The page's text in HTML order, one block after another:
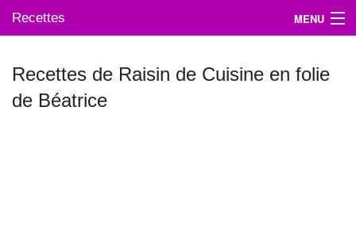
Recettes MENU
Mes blogs préférés
Recettes de Raisin de Cuisine en folie
de Béatrice